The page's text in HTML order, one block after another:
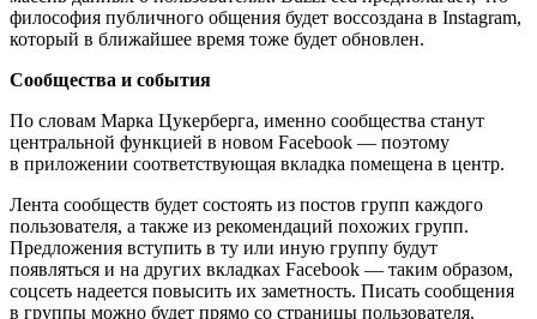
философия публичного общения будет воссоздана в Instagram,
который в ближайшее время тоже будет обновлен.
Сообщества и события
По словам Марка Цукерберга, именно сообщества станут
центральной функцией в новом Facebook — поэтому
в приложении соответствующая вкладка помещена в центр.
Лента сообществ будет состоять из постов групп каждого
пользователя, а также из рекомендаций похожих групп.
Предложения вступить в ту или иную группу будут
появляться и на других вкладках Facebook — таким образом,
соцсеть надеется повысить их заметность. Писать сообщения
в группы можно будет прямо со страницы пользователя.